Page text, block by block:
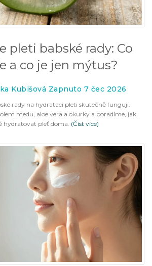
pleti babské rady: Co
a co je jen mýtus?
Kubišová Zapnuto 7 čec 2026
rady na hydrataci pleti skutečně fungují.
medu, aloe vera a okurky a poradíme, jak
hydratovat pleť doma. (Číst více)